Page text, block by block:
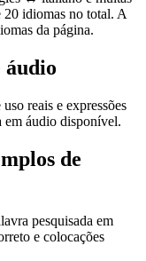
20 idiomas no total. A
da página.
áudio
reais e expressões
em áudio disponível.
de
pesquisada em
e colocações